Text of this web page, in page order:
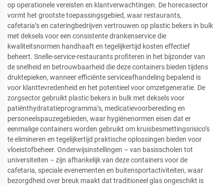
op operationele vereisten en klantverwachtingen. De horecasector
vormt het grootste toepassingsgebied, waar restaurants,
cafetaria’s en cateringbedrijven vertrouwen op plastic bekers in bulk
met deksels voor een consistente drankenservice die
kwaliteitsnormen handhaaft en tegelijkertijd kosten effectief
beheert. Snelle-service-restaurants profiteren in het bijzonder van
de snelheid en betrouwbaarheid die deze containers bieden tijdens
druktepieken, wanneer efficiënte serviceafhandeling bepalend is
voor klanttevredenheid en het potentieel voor omzetgeneratie. De
zorgsector gebruikt plastic bekers in bulk met deksels voor
patiënthydratatieprogramma’s, medicatievoorbereiding en
personeelspauzegebieden, waar hygiënenormen eisen dat er
eenmalige containers worden gebruikt om kruisbesmettingsrisico’s
te elimineren en tegelijkertijd praktische oplossingen bieden voor
vloeistofbeheer. Onderwijsinstellingen – van basisscholen tot
universiteiten – zijn afhankelijk van deze containers voor de
cafetaria, speciale evenementen en buitensportactiviteiten, waar
bezorgdheid over breuk maakt dat traditioneel glas ongeschikt is